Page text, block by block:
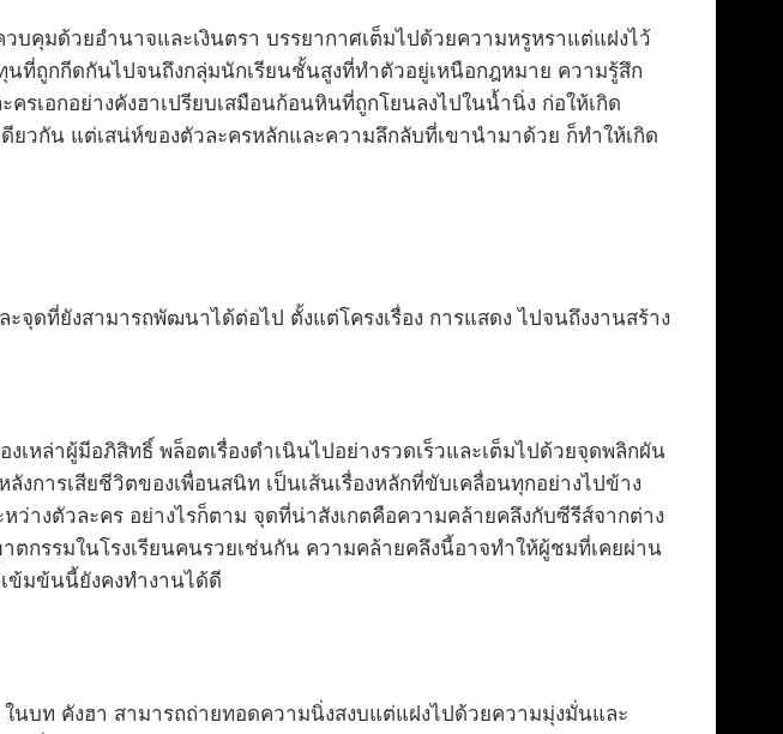
บคุมด้วยอำนาจและเงินตรา บรรยากาศเต็มไปด้วยความหรูหราแต่แฝงไว้
ที่ถูกกีดกันไปจนถึงกลุ่มนักเรียนชั้นสูงที่ทำตัวอยู่เหนือกฎหมาย ความรู้สึก
เอกอย่างคังฮาเปรียบเสมือนก้อนหินที่ถูกโยนลงไปในน้ำนิ่ง ก่อให้เกิด
วกัน แต่เสน่ห์ของตัวละครหลักและความลึกลับที่เขานำมาด้วย ก็ทำให้เกิด
จุดที่ยังสามารถพัฒนาได้ต่อไป ตั้งแต่โครงเรื่อง การแสดง ไปจนถึงงานสร้าง
หล่าผู้มีอภิสิทธิ์ พล็อตเรื่องดำเนินไปอย่างรวดเร็วและเต็มไปด้วยจุดพลิกผัน
การเสียชีวิตของเพื่อนสนิท เป็นเส้นเรื่องหลักที่ขับเคลื่อนทุกอย่างไปข้าง
างตัวละคร อย่างไรก็ตาม จุดที่น่าสังเกตคือความคล้ายคลึงกับซีรีส์จากต่าง
กรรมในโรงเรียนคนรวยเช่นกัน ความคล้ายคลึงนี้อาจทำให้ผู้ชมที่เคยผ่าน
ข้มข้นนี้ยังคงทำงานได้ดี
บท คังฮา สามารถถ่ายทอดความนิ่งสงบแต่แฝงไปด้วยความมุ่งมั่นและ